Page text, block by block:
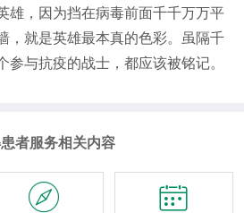
雄，因为挡在病毒前面千千万万平
，就是英雄最本真的色彩。虽隔千
参与抗疫的战士，都应该被铭记。
者服务相关内容
 